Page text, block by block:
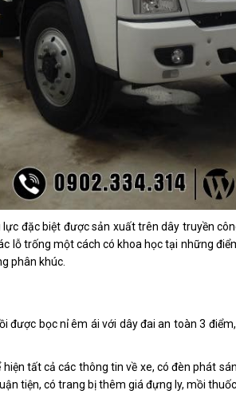
đặc biệt được sản xuất trên dây truyền
lỗ trống một cách có khoa học tại những
phân khúc.
được bọc nỉ êm ái với dây đai an toàn 3
tất cả các thông tin về xe, có đèn phát
tiện, có trang bị thêm giá đựng ly, mồi